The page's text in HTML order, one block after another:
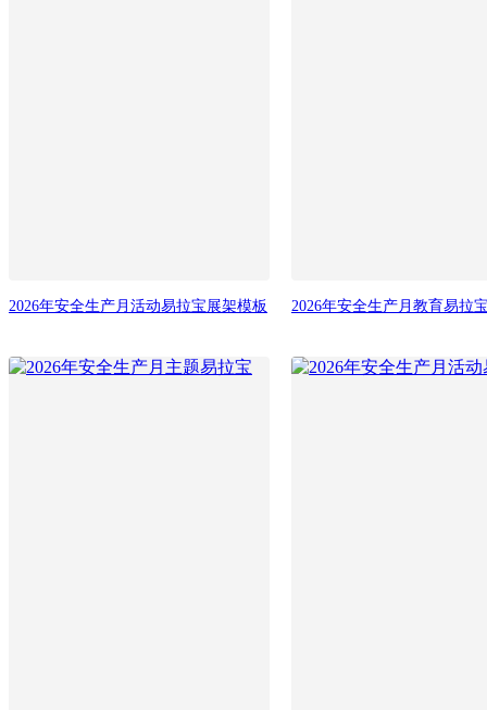
2026年安全生产月活动易拉宝展架模板 2026年安全生产月教育易拉